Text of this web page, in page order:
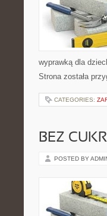
wyprawką dla
Strona została
CATEGORIES:
BEZ
POSTED BY